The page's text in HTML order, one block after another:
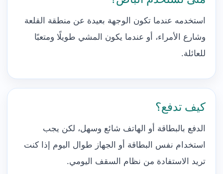
استخدمه عندما تكون الوجهة بعيدة عن منطقة القلعة
وشارع الأمراء، أو عندما يكون المشي طويلًا ومتعبًا
للعائلة.
كيف تدفع؟
الدفع بالبطاقة أو الهاتف شائع وسهل، لكن يجب
استخدام نفس البطاقة أو الجهاز طوال اليوم إذا كنت
تريد الاستفادة من نظام السقف اليومي.